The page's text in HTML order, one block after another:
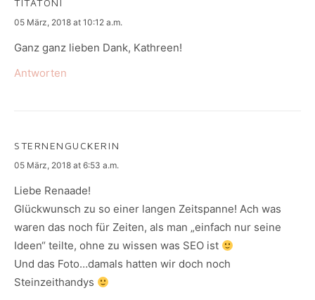
TITATONI
says:
05 März, 2018 at 10:12 a.m.
Ganz ganz lieben Dank, Kathreen!
Antworten
STERNENGUCKERIN
says:
05 März, 2018 at 6:53 a.m.
Liebe Renaade!
Glückwunsch zu so einer langen Zeitspanne! Ach was
waren das noch für Zeiten, als man „einfach nur seine
Ideen“ teilte, ohne zu wissen was SEO ist
Und das Foto…damals hatten wir doch noch
Steinzeithandys